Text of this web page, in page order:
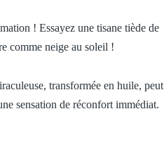
! Essayez une tisane tiède de
comme neige au soleil !
transformée en huile, peut
sensation de réconfort immédiat.